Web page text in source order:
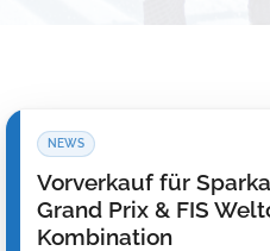
Vorverkauf für
Grand Prix & FIS
Kombination